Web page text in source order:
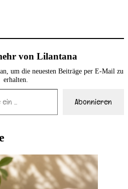
von Lilantana
um die neuesten Beiträge per E-Mail zu
erhalten.
Abonnieren